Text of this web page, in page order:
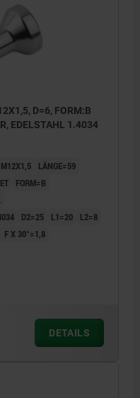
D=6, FORM:B
EDELSTAHL 1.4034
LÄNGE=59
FORM=B
D2=25 L1=20
L2=8
F X 30°=1,8
DETAILS